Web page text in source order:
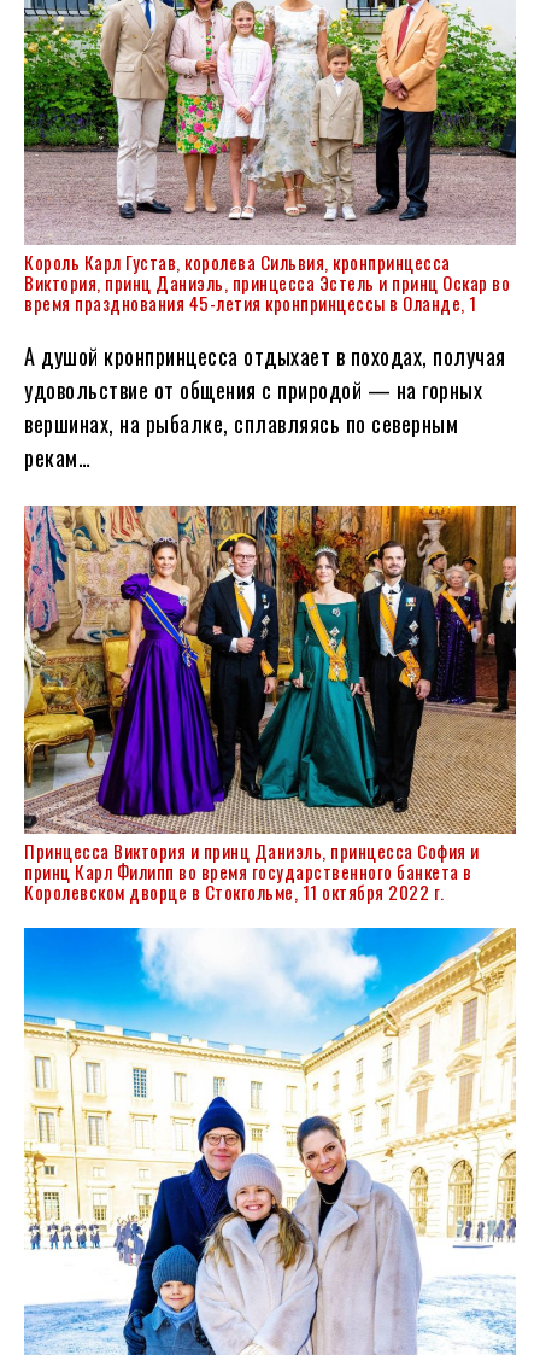
Король Карл Густав, королева Сильвия, кронпринцесса
Виктория, принц Даниэль, принцесса Эстель и принц Оскар во
время празднования 45-летия кронпринцессы в Оланде, 1
А душой кронпринцесса отдыхает в походах, получая
удовольствие от общения с природой — на горных
вершинах, на рыбалке, сплавляясь по северным
рекам…
Принцесса Виктория и принц Даниэль, принцесса София и
принц Карл Филипп во время государственного банкета в
Королевском дворце в Стокгольме, 11 октября 2022 г.